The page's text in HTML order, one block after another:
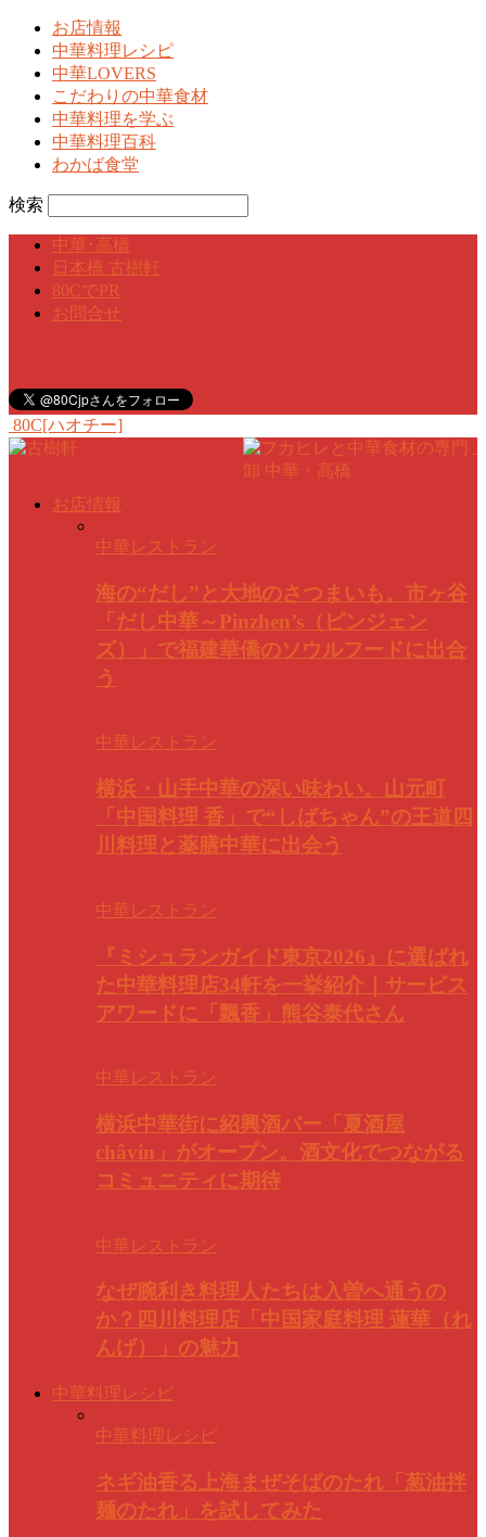
お店情報
中華料理レシピ
中華LOVERS
こだわりの中華食材
中華料理を学ぶ
中華料理百科
わかば食堂
検索
中華･高橋
日本橋 古樹軒
80CでPR
お問合せ
80C[ハオチー]
お店情報
中華レストラン
海の“だし”と大地のさつまいも。市ヶ谷
「だし中華～Pinzhen’s（ピンジェン
ズ）」で福建華僑のソウルフードに出合
う
中華レストラン
横浜・山手中華の深い味わい。山元町
「中国料理 香」で“しばちゃん”の王道四
川料理と薬膳中華に出会う
中華レストラン
『ミシュランガイド東京2026』に選ばれ
た中華料理店34軒を一挙紹介｜サービス
アワードに「飄香」熊谷泰代さん
中華レストラン
横浜中華街に紹興酒バー「夏酒屋
châvin」がオープン。酒文化でつながる
コミュニティに期待
中華レストラン
なぜ腕利き料理人たちは入曽へ通うの
か？四川料理店「中国家庭料理 蓮華（れ
んげ）」の魅力
中華料理レシピ
中華料理レシピ
ネギ油香る上海まぜそばのたれ「葱油拌
麺のたれ」を試してみた